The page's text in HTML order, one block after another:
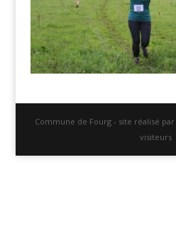
Commune de Fourg - site réalisé par
visiteurs